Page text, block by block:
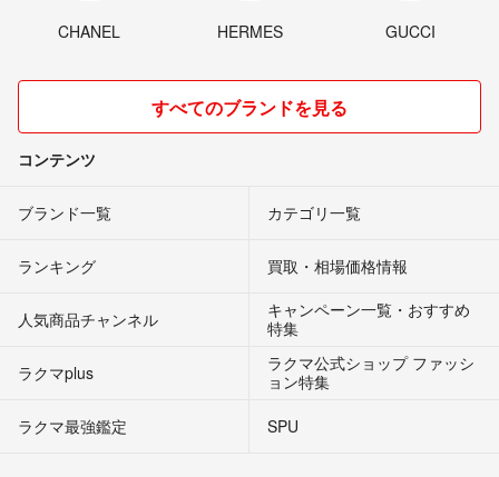
CHANEL HERMES GUCCI
すべてのブランドを見る
コンテンツ
ブランド一覧 カテゴリ一覧
ランキング 買取・相場価格情報
人気商品チャンネル
キャンペーン一覧・おすすめ
特集
ラクマplus
ラクマ公式ショップ ファッシ
ョン特集
ラクマ最強鑑定
SPU